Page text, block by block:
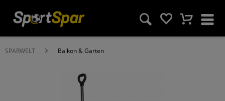
SPARWELT Balkon & Garten